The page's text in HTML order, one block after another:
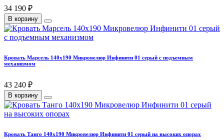
34 190 ₽
В корзину
Кровать Марсель 140х190 Микровелюр Инфинити 01 серый с подъемным
механизмом
43 240 ₽
В корзину
Кровать Танго 140х190 Микровелюр Инфинити 01 серый на высоких опорах